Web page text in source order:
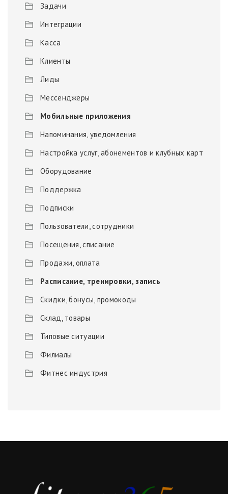
Задачи
Интеграции
Касса
Клиенты
Лиды
Мессенджеры
Мобильные приложения
Напоминания, уведомления
Настройка услуг, абонементов и клубных карт
Оборудование
Поддержка
Подписки
Пользователи, сотрудники
Посещения, списание
Продажи, оплата
Расписание, тренировки, запись
Скидки, бонусы, промокоды
Склад, товары
Типовые ситуации
Филиалы
Фитнес индустрия